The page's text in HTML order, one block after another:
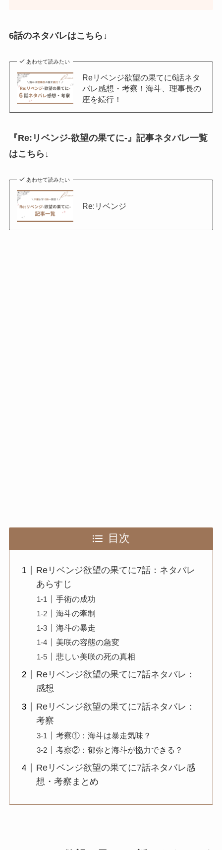
6話のネタバレはこちら↓
あわせて読みたい
Reリベンジ欲望の果てに6話ネタ
バレ感想・考察！海斗、理事長の
座を続行！
『Re:リベンジ-欲望の果てに-』記事ネタバレ一覧
はこちら↓
あわせて読みたい
Re:リベンジ
目次
Reリベンジ欲望の果てに7話：ネタバレ
あらすじ
手術の成功
海斗の牽制
海斗の暴走
美咲の容態の急変
悲しい美咲の死の真相
Reリベンジ欲望の果てに7話ネタバレ：
感想
Reリベンジ欲望の果てに7話ネタバレ：
考察
考察①：海斗は暴走気味？
考察②：郁弥と海斗が協力できる？
Reリベンジ欲望の果てに7話ネタバレ感
想・考察まとめ